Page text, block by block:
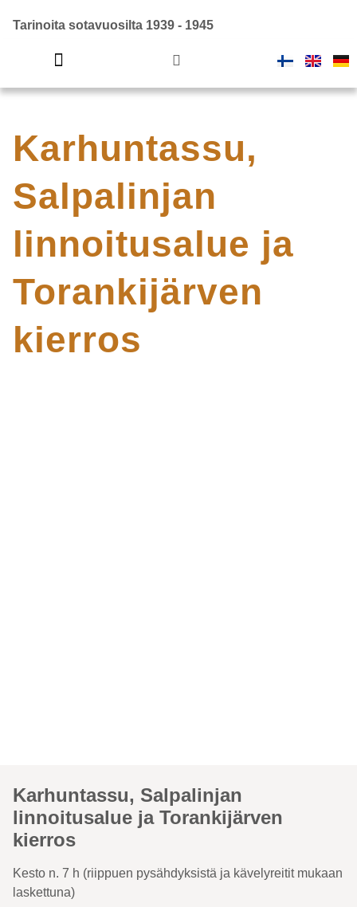
Tarinoita sotavuosilta 1939 - 1945
Karhuntassu,
Salpalinjan
linnoitusalue ja
Torankijärven
kierros
Karhuntassu, Salpalinjan
linnoitusalue ja Torankijärven
kierros
Kesto n. 7 h (riippuen pysähdyksistä ja kävelyreitit mukaan
laskettuna)